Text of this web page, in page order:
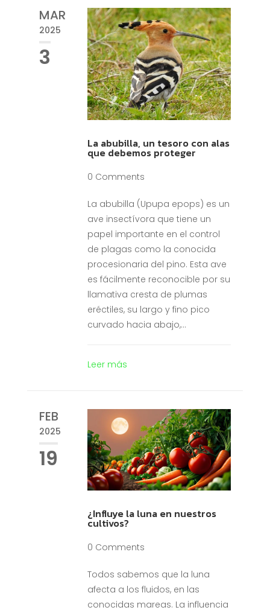
MAR
2025
3
La abubilla, un tesoro con alas
que debemos proteger
0 Comments
La abubilla (Upupa epops) es un
ave insectívora que tiene un
papel importante en el control
de plagas como la conocida
procesionaria del pino. Esta ave
es fácilmente reconocible por su
llamativa cresta de plumas
eréctiles, su largo y fino pico
curvado hacia abajo,...
Leer más
FEB
2025
19
¿Influye la luna en nuestros
cultivos?
0 Comments
Todos sabemos que la luna
afecta a los fluidos, en las
conocidas mareas. La influencia